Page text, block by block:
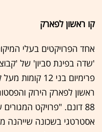
קו ראשון לפארק
אחד הפרויקטים בעלי
פרימיום בני
ראשון לפארק הירוק
88 דונם. "פרויקט
אסטרטגי בשכונה שייהנה